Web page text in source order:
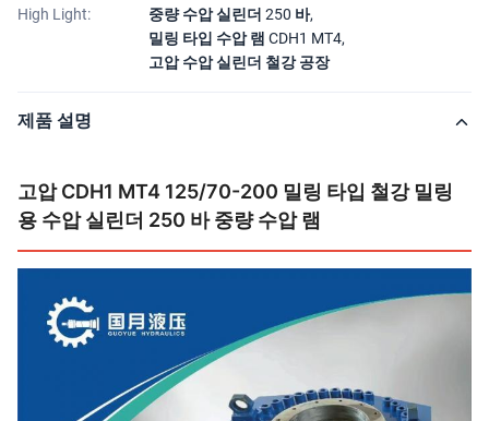
High Light:
중량 수압 실린더 250 바,
밀링 타입 수압 램 CDH1 MT4,
고압 수압 실린더 철강 공장
제품 설명
고압 CDH1 MT4 125/70-200 밀링 타입 철강 밀링
용 수압 실린더 250 바 중량 수압 램